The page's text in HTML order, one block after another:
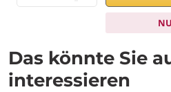
Das könnte Sie
interessieren